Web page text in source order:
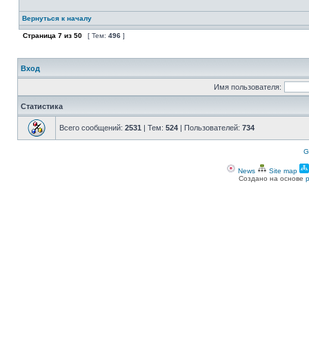
Вернуться к началу
Страница 7 из 50 [ Тем: 496 ]
Вход
Имя пользователя:
Статистика
Всего сообщений: 2531 | Тем: 524 | Пользователей: 734
News Site map
Создано на основе